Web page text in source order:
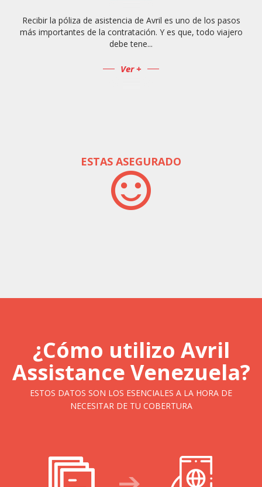
Recibir la póliza de asistencia de Avril es uno de los pasos
más importantes de la contratación. Y es que, todo viajero
debe tene...
Ver +
ESTAS ASEGURADO
¿Cómo utilizo Avril
Assistance Venezuela?
ESTOS DATOS SON LOS ESENCIALES A LA HORA DE
NECESITAR DE TU COBERTURA